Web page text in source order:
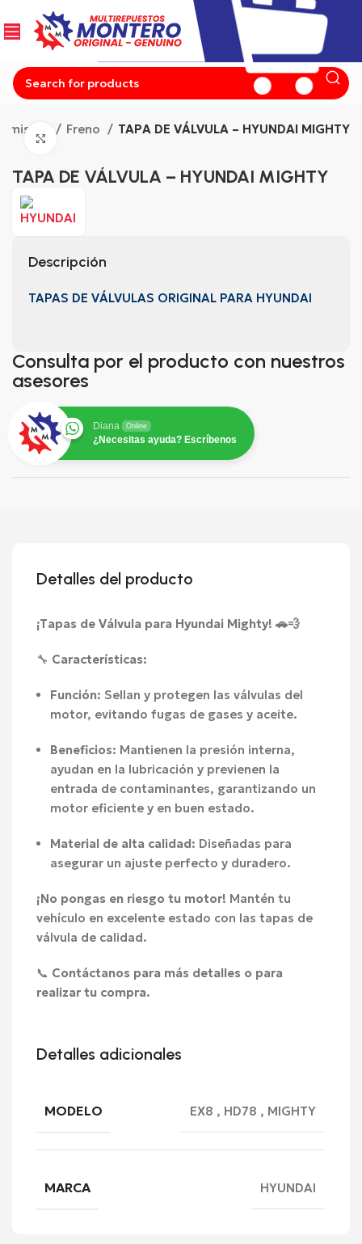
Freno TAPA DE VÁLVULA – HYUNDAI MIGHTY
Click to enlarge
TAPA DE VÁLVULA – HYUNDAI MIGHTY
Descripción
TAPAS DE VÁLVULAS ORIGINAL PARA HYUNDAI
Consulta por el producto con nuestros
asesores
Diana Online
¿Necesitas ayuda? Escríbenos
Detalles del producto
¡Tapas de Válvula para Hyundai Mighty! 🚗💨
🔧 Características:
Función: Sellan y protegen las válvulas del
motor, evitando fugas de gases y aceite.
Beneficios: Mantienen la presión interna,
ayudan en la lubricación y previenen la
entrada de contaminantes, garantizando un
motor eficiente y en buen estado.
Material de alta calidad: Diseñadas para
asegurar un ajuste perfecto y duradero.
¡No pongas en riesgo tu motor! Mantén tu
vehículo en excelente estado con las tapas de
válvula de calidad.
📞 Contáctanos para más detalles o para
realizar tu compra.
Detalles adicionales
MODELO EX8 , HD78 , MIGHTY
MARCA HYUNDAI